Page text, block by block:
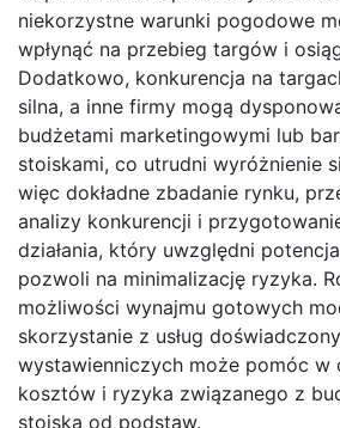
niekorzystne warunki pogodowe
wpłynąć na przebieg targów i
Dodatkowo, konkurencja na
silna, a inne firmy mogą
budżetami marketingowymi lub
stoiskami, co utrudni wyróżnienie
więc dokładne zbadanie rynku,
analizy konkurencji i
działania, który uwzględni
pozwoli na minimalizację ryzyka.
możliwości wynajmu gotowych
skorzystanie z usług
wystawienniczych może pomóc w
kosztów i ryzyka związanego z
stoiska od podstaw.